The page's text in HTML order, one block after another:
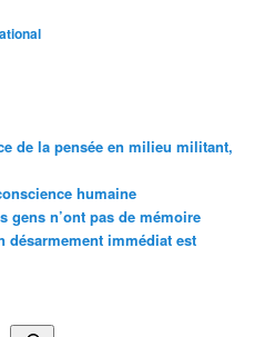
de la pensée en milieu militant,
humaine
gens n’ont pas de mémoire
immédiat est